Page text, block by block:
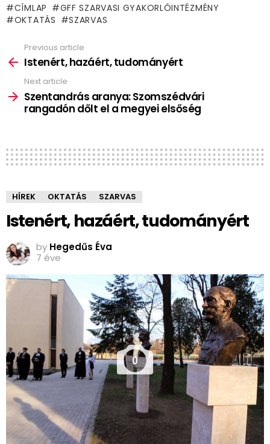
CÍMLAP
GFF SZARVASI GYAKORLÓINTÉZMÉNY
OKTATÁS
SZARVAS
more
Previous article
Istenért, hazáért, tudományért
Next article
Szentandrás aranya: Szomszédvári
rangadón dőlt el a megyei elsőség
HÍREK OKTATÁS SZARVAS
Istenért, hazáért, tudományért
by Hegedűs Éva
7 éve
0